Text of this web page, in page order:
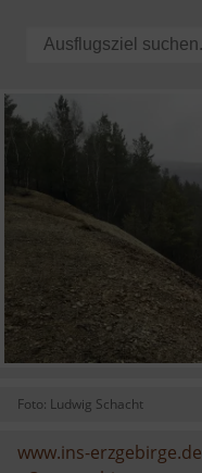
Foto: Ludwig Schacht
www.ins-erzgebirge.de